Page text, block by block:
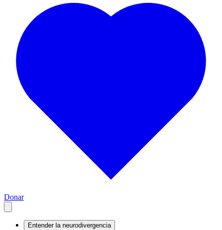
Donar
Entender la neurodivergencia